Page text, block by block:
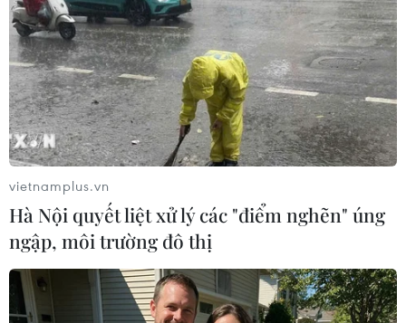
Tình trạng tan băng tại Bắc Cực đang ở
mức báo động
23/09/2014 05:41
vietnamplus.vn
Hà Nội quyết liệt xử lý các "điểm nghẽn" úng
ngập, môi trường đô thị